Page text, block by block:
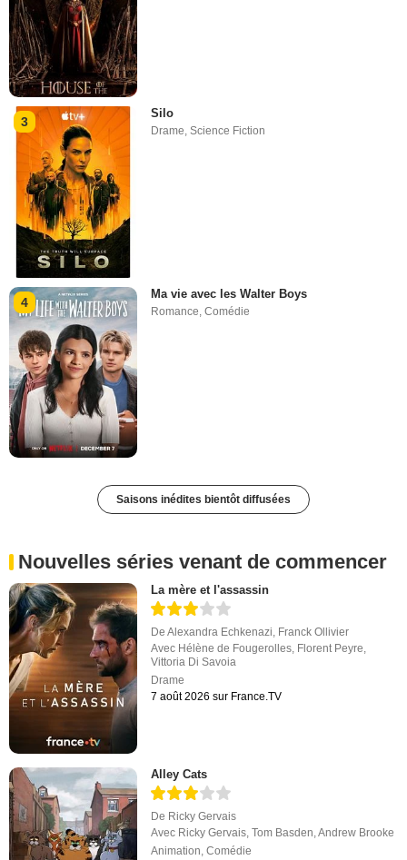
3
Silo
Drame,Science Fiction
4
Ma vie avec les Walter Boys
Romance ,Comédie
Saisons inédites bientôt diffusées
Nouvelles séries venant de commencer
La mère et l'assassin
DeAlexandra Echkenazi, Franck Ollivier
Avec Hélène de Fougerolles, Florent Peyre,
Vittoria Di Savoia
Drame
7 août 2026 sur France.TV
Alley Cats
De Ricky Gervais
Avec Ricky Gervais,Tom Basden,Andrew Brooke
Animation,Comédie